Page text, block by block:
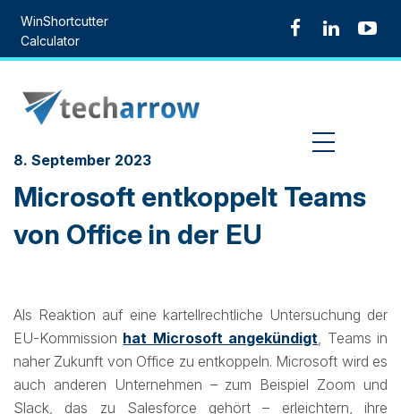
content
WinShortcutter
Calculator
8. September 2023
Microsoft entkoppelt Teams
von Office in der EU
Als Reaktion auf eine kartellrechtliche Untersuchung der
EU-Kommission hat Microsoft angekündigt, Teams in
naher Zukunft von Office zu entkoppeln. Microsoft wird es
auch anderen Unternehmen – zum Beispiel Zoom und
Slack, das zu Salesforce gehört – erleichtern, ihre